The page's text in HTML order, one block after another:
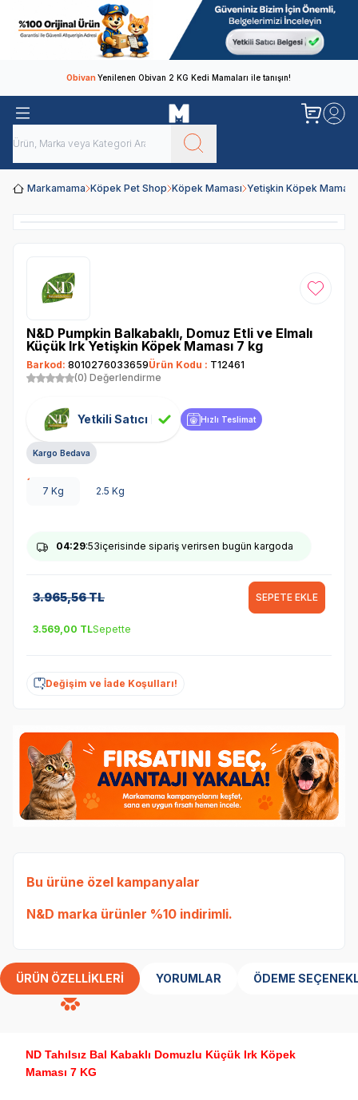
ObivanYenilenen Obivan 2 KG Kedi Mamaları ile tanışın!
Markamama Köpek Pet Shop Köpek Maması Yetişkin Köpek Maması
Favoriye
N&D Pumpkin Balkabaklı, Domuz Etli ve Elmalı
Küçük Irk Yetişkin Köpek Maması 7 kg
Barkod: 8010276033659Ürün Kodu : T12461
(0) Değerlendirme
Yetkili Satıcı Hızlı Teslimat
Kargo Bedava
7 Kg 2.5 Kg
04:29:53içerisinde sipariş verirsen bugün kargoda
3.965,56TL SEPETE EKLE
3.569,00 TLSepette
Değişim ve İade Koşulları!
Bu ürüne özel kampanyalar
N&D marka ürünler %10 indirimli.
ÜRÜN ÖZELLIKLERI YORUMLAR ÖDEME
ND Tahılsız Bal Kabaklı Domuzlu Küçük Irk Köpek
Maması 7 KG